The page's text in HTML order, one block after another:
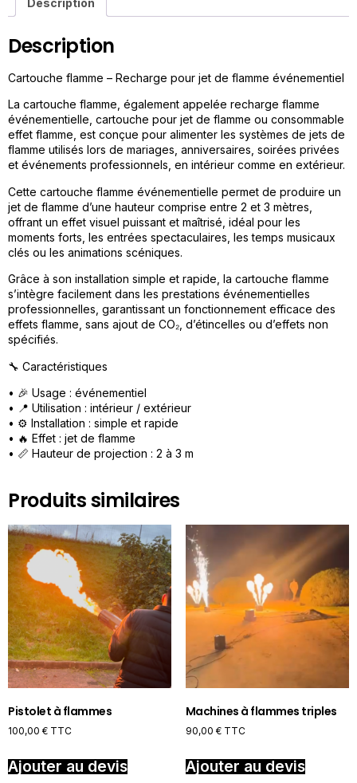
Description
Description
Cartouche flamme – Recharge pour jet de flamme événementiel
La cartouche flamme, également appelée recharge flamme
événementielle, cartouche pour jet de flamme ou consommable
effet flamme, est conçue pour alimenter les systèmes de jets de
flamme utilisés lors de mariages, anniversaires, soirées privées
et événements professionnels, en intérieur comme en extérieur.
Cette cartouche flamme événementielle permet de produire un
jet de flamme d’une hauteur comprise entre 2 et 3 mètres,
offrant un effet visuel puissant et maîtrisé, idéal pour les
moments forts, les entrées spectaculaires, les temps musicaux
clés ou les animations scéniques.
Grâce à son installation simple et rapide, la cartouche flamme
s’intègre facilement dans les prestations événementielles
professionnelles, garantissant un fonctionnement efficace des
effets flamme, sans ajout de CO₂, d’étincelles ou d’effets non
spécifiés.
🔧 Caractéristiques
• 🎉 Usage : événementiel
• 📍 Utilisation : intérieur / extérieur
• ⚙️ Installation : simple et rapide
• 🔥 Effet : jet de flamme
• 📏 Hauteur de projection : 2 à 3 m
Produits similaires
Pistolet à flammes
100,00 € TTC
Ajouter au devis
Machines à flammes triples
90,00 € TTC
Ajouter au devis